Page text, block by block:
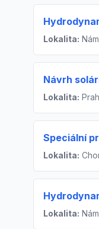
Lokalita:
Návrh
Lokalita:
Speciální
Lokalita:
Lokalita: